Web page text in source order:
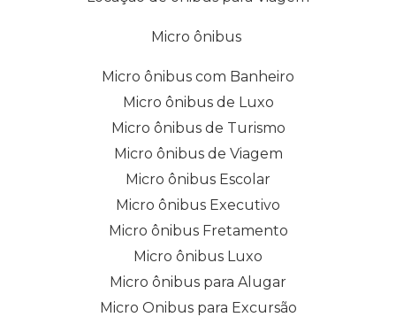
Micro ônibus
Micro ônibus com Banheiro
Micro ônibus de Luxo
Micro ônibus de Turismo
Micro ônibus de Viagem
Micro ônibus Escolar
Micro ônibus Executivo
Micro ônibus Fretamento
Micro ônibus Luxo
Micro ônibus para Alugar
Micro Onibus para Excursão